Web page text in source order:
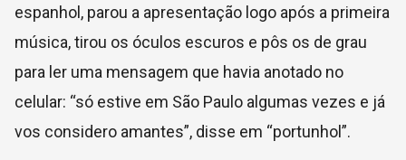
espanhol, parou a apresentação logo após a primeira
música, tirou os óculos escuros e pôs os de grau
para ler uma mensagem que havia anotado no
celular: “só estive em São Paulo algumas vezes e já
vos considero amantes”, disse em “portunhol”.